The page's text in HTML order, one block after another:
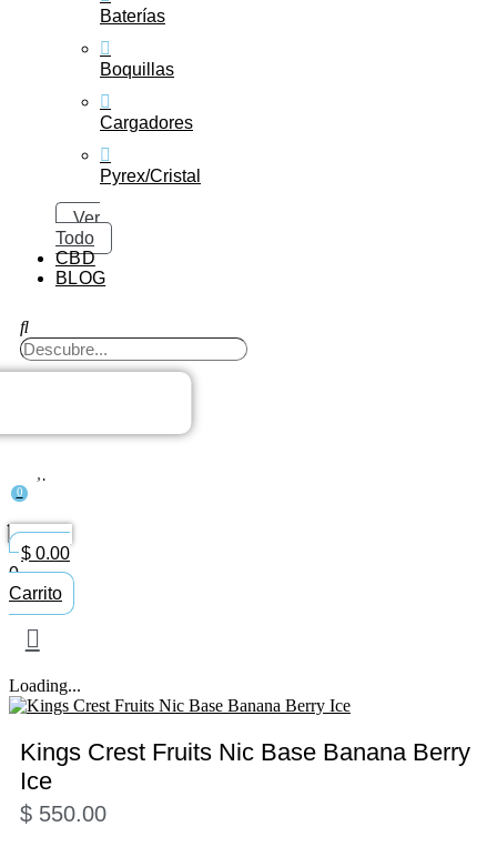
Baterías
Boquillas
Cargadores
Pyrex/Cristal
Ver
Todo
CBD
BLOG
Search
...
0
$ 0.00
0
Carrito
Loading...
Kings Crest Fruits Nic Base Banana Berry
Ice
$ 550.00